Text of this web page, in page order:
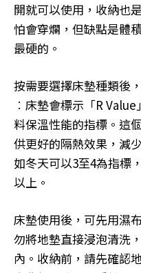
開就可以使用，收納也
怕會穿爛，但缺點是體
最硬的。
按需要選擇床墊種類後
︰床墊會標示「R
料保溫性能的指標。這
供更好的隔熱效果，減
如冬天可以3至4為指標
以上。
床墊使用後，可先用濕
勿將地墊直接浸泡清洗
內。收納前，請先確認